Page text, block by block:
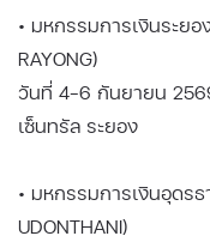
• มหกรรมการเงินระย
RAYONG)
วันที่ 4-6 กันยายน
เซ็นทรัล ระยอง
• มหกรรมการเงินอุดร
UDONTHANI)